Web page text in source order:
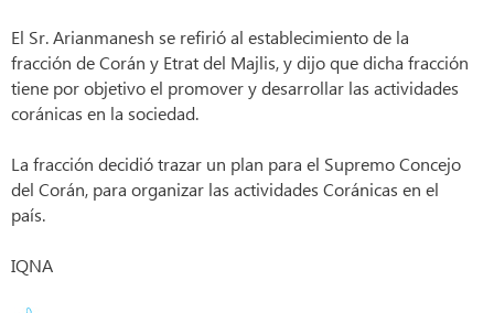
El Sr. Arianmanesh se refirió al establecimiento de la
fracción de Corán y Etrat del Majlis, y dijo que dicha fracción
tiene por objetivo el promover y desarrollar las actividades
coránicas en la sociedad.
La fracción decidió trazar un plan para el Supremo Concejo
del Corán, para organizar las actividades Coránicas en el
país.
IQNA